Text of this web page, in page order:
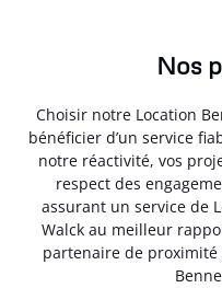
Nos
Choisir notre Location
bénéficier d’un service
notre réactivité, vos
respect des
assurant un service de
Walck au meilleur
partenaire de proximité